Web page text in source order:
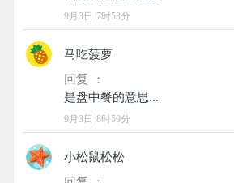
9月3日 7时53分
马吃菠萝
回复 ：
9月3日 8时59分
小松鼠松松